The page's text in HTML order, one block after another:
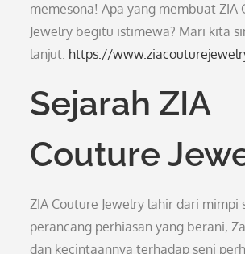
memesona! Apa yang membuat ZIA
Jewelry begitu istimewa? Mari kita
lanjut. https://
Sejarah ZIA
Couture
ZIA Couture Jewelry lahir dari mimpi
perancang perhiasan yang berani,
dan kecintaannya terhadap seni